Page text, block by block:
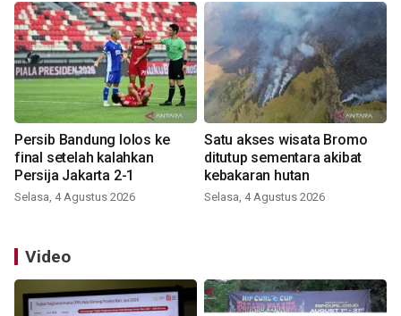
Persib Bandung lolos ke
final setelah kalahkan
Persija Jakarta 2-1
Selasa, 4 Agustus 2026
Satu akses wisata Bromo
ditutup sementara akibat
kebakaran hutan
Selasa, 4 Agustus 2026
Video